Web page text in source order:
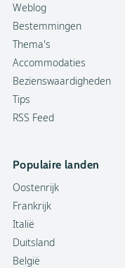
Weblog
Bestemmingen
Thema's
Accommodaties
Bezienswaardigheden
Tips
RSS Feed
Populaire landen
Oostenrijk
Frankrijk
Italië
Duitsland
België